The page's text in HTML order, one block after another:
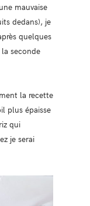
mauvaise
dedans), je
quelques
seconde
la recette
plus épaisse
qui
je serai